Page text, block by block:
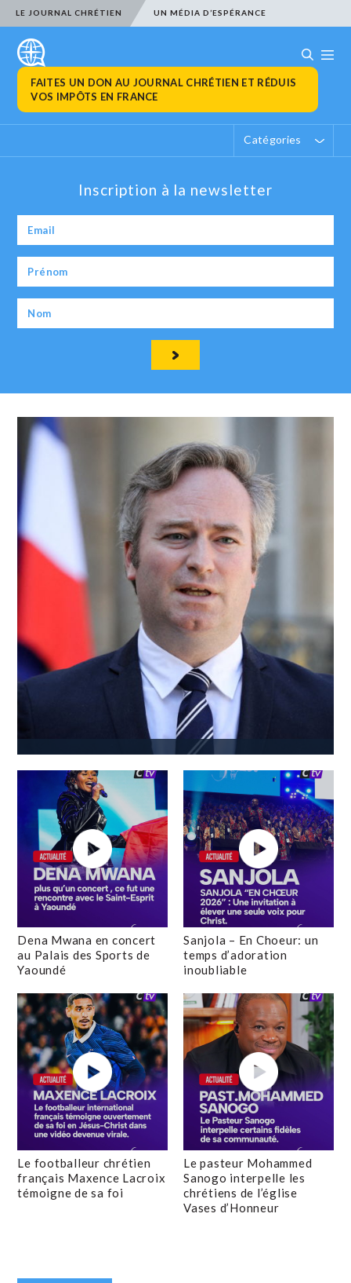
LE JOURNAL CHRÉTIEN UN MÉDIA D’ESPÉRANCE
FAITES UN DON AU JOURNAL CHRÉTIEN ET RÉDUIS
VOS IMPÔTS EN FRANCE
Catégories
Inscription à la newsletter
Dena Mwana en concert
au Palais des Sports de
Yaoundé
Sanjola – En Choeur: un
temps d’adoration
inoubliable
Le footballeur chrétien
français Maxence Lacroix
témoigne de sa foi
Le pasteur Mohammed
Sanogo interpelle les
chrétiens de l’église
Vases d’Honneur